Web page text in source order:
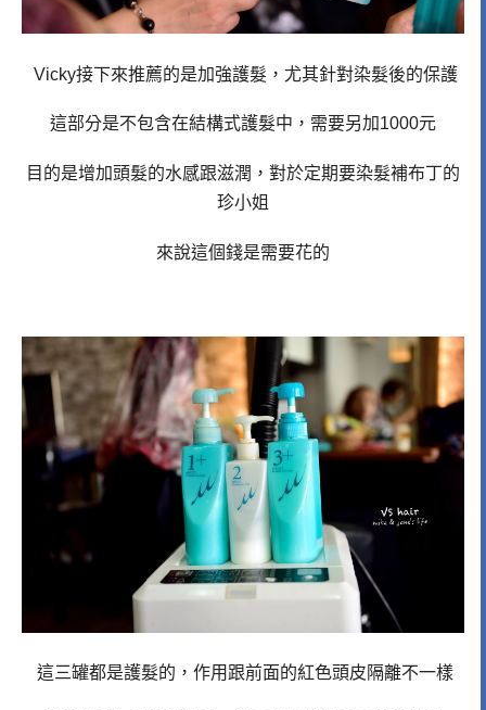
Vicky接下來推薦的是加強護髮，尤其針對染髮後的保護
這部分是不包含在結構式護髮中，需要另加1000元
目的是增加頭髮的水感跟滋潤，對於定期要染髮補布丁的
珍小姐
來說這個錢是需要花的
這三罐都是護髮的，作用跟前面的紅色頭皮隔離不一樣